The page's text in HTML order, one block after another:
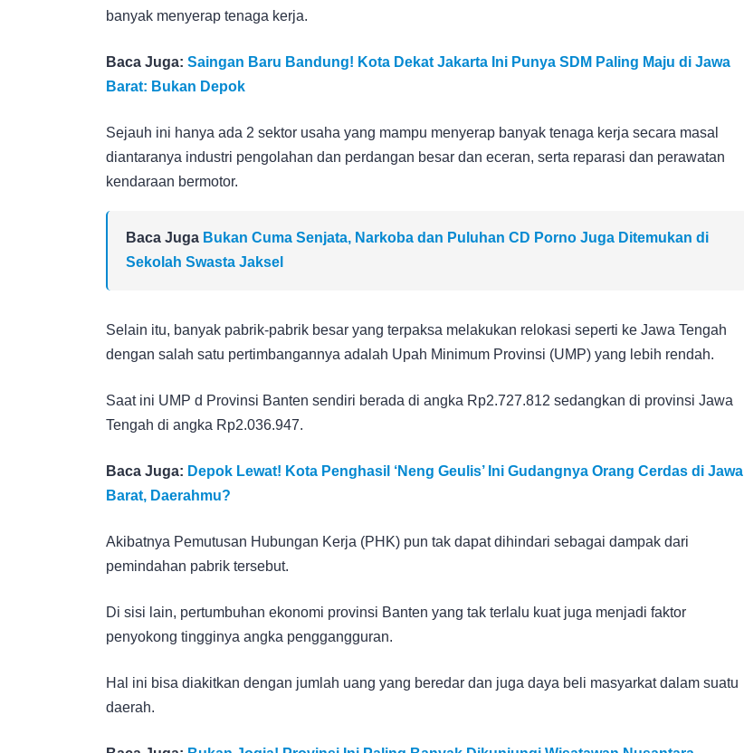
banyak menyerap tenaga kerja.
Baca Juga: Saingan Baru Bandung! Kota Dekat Jakarta Ini Punya SDM Paling Maju di Jawa
Barat: Bukan Depok
Sejauh ini hanya ada 2 sektor usaha yang mampu menyerap banyak tenaga kerja secara masal
diantaranya industri pengolahan dan perdangan besar dan eceran, serta reparasi dan perawatan
kendaraan bermotor.
Baca Juga Bukan Cuma Senjata, Narkoba dan Puluhan CD Porno Juga Ditemukan di
Sekolah Swasta Jaksel
Selain itu, banyak pabrik-pabrik besar yang terpaksa melakukan relokasi seperti ke Jawa Tengah
dengan salah satu pertimbangannya adalah Upah Minimum Provinsi (UMP) yang lebih rendah.
Saat ini UMP d Provinsi Banten sendiri berada di angka Rp2.727.812 sedangkan di provinsi Jawa
Tengah di angka Rp2.036.947.
Baca Juga: Depok Lewat! Kota Penghasil ‘Neng Geulis’ Ini Gudangnya Orang Cerdas di Jawa
Barat, Daerahmu?
Akibatnya Pemutusan Hubungan Kerja (PHK) pun tak dapat dihindari sebagai dampak dari
pemindahan pabrik tersebut.
Di sisi lain, pertumbuhan ekonomi provinsi Banten yang tak terlalu kuat juga menjadi faktor
penyokong tingginya angka penggangguran.
Hal ini bisa diakitkan dengan jumlah uang yang beredar dan juga daya beli masyarkat dalam suatu
daerah.